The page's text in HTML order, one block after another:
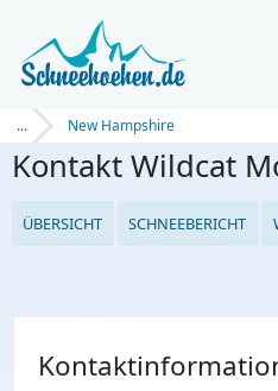
... New Hampshire
Kontakt Wildcat
ÜBERSICHT SCHNEEBERICHT